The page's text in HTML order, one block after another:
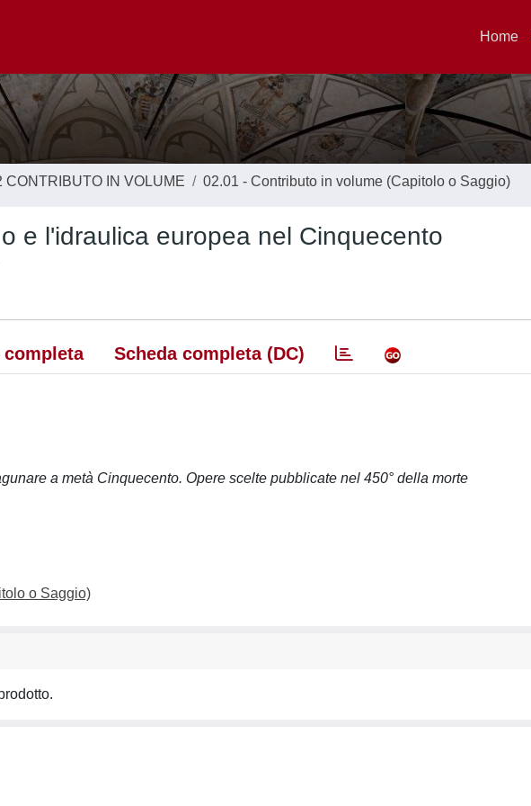
Home
CONTRIBUTO IN VOLUME 02.01 - Contributo in volume (Capitolo o Saggio)
e l'idraulica europea nel Cinquecento
completa Scheda completa (DC)
a metà Cinquecento. Opere scelte pubblicate nel 450° della morte
o Saggio)